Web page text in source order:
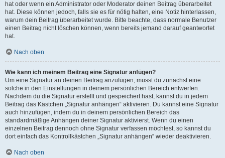
hat oder wenn ein Administrator oder Moderator deinen Beitrag überarbeitet
hat. Diese können jedoch, falls sie es für nötig halten, eine Notiz hinterlassen,
warum dein Beitrag überarbeitet wurde. Bitte beachte, dass normale Benutzer
einen Beitrag nicht löschen können, wenn bereits jemand darauf geantwortet
hat.
Nach oben
Wie kann ich meinem Beitrag eine Signatur anfügen?
Um eine Signatur an deinen Beitrag anzufügen, musst du zunächst eine
solche in den Einstellungen in deinem persönlichen Bereich entwerfen.
Nachdem du die Signatur erstellt und gespeichert hast, kannst du in jedem
Beitrag das Kästchen „Signatur anhängen“ aktivieren. Du kannst eine Signatur
auch hinzufügen, indem du in deinem persönlichen Bereich das
standardmäßige Anhängen deiner Signatur aktivierst. Wenn du einen
einzelnen Beitrag dennoch ohne Signatur verfassen möchtest, so kannst du
dort einfach das Kontrollkästchen „Signatur anhängen“ wieder deaktivieren.
Nach oben